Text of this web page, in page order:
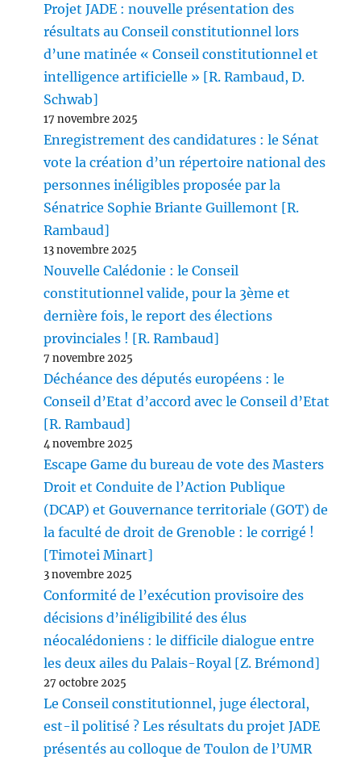
Projet JADE : nouvelle présentation des
résultats au Conseil constitutionnel lors
d’une matinée « Conseil constitutionnel et
intelligence artificielle » [R. Rambaud, D.
Schwab]
17 novembre 2025
Enregistrement des candidatures : le Sénat
vote la création d’un répertoire national des
personnes inéligibles proposée par la
Sénatrice Sophie Briante Guillemont [R.
Rambaud]
13 novembre 2025
Nouvelle Calédonie : le Conseil
constitutionnel valide, pour la 3ème et
dernière fois, le report des élections
provinciales ! [R. Rambaud]
7 novembre 2025
Déchéance des députés européens : le
Conseil d’Etat d’accord avec le Conseil d’Etat
[R. Rambaud]
4 novembre 2025
Escape Game du bureau de vote des Masters
Droit et Conduite de l’Action Publique
(DCAP) et Gouvernance territoriale (GOT) de
la faculté de droit de Grenoble : le corrigé !
[Timotei Minart]
3 novembre 2025
Conformité de l’exécution provisoire des
décisions d’inéligibilité des élus
néocalédoniens : le difficile dialogue entre
les deux ailes du Palais-Royal [Z. Brémond]
27 octobre 2025
Le Conseil constitutionnel, juge électoral,
est-il politisé ? Les résultats du projet JADE
présentés au colloque de Toulon de l’UMR